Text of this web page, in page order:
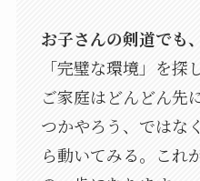
お子さんの剣道でも
「完璧な環境」を探
ご家庭はどんどん先
つかやろう、ではな
ら動いてみる。これ